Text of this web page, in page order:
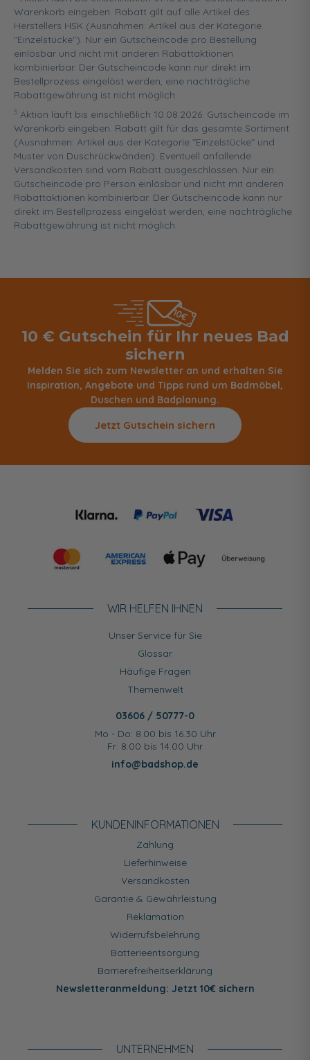
Warenkorb eingeben. Rabatt gilt auf alle Artikel des
Herstellers HSK (Ausnahmen: Artikel aus der Kategorie
"Einzelstücke"). Nur ein Gutscheincode pro Bestellung
einlösbar und nicht mit anderen Rabattaktionen
kombinierbar. Der Gutscheincode kann nur direkt im
Bestellprozess eingelöst werden, eine nachträgliche
Rabattgewährung ist nicht möglich.
5 Aktion läuft bis einschließlich 10.08.2026. Gutscheincode im
Warenkorb eingeben. Rabatt gilt für das gesamte Sortiment
(Ausnahmen: Artikel aus der Kategorie "Einzelstücke" und
Muster von Duschrückwänden). Eventuell anfallende
Versandkosten sind vom Rabatt ausgeschlossen. Nur ein
Gutscheincode pro Person einlösbar und nicht mit anderen
Rabattaktionen kombinierbar. Der Gutscheincode kann nur
direkt im Bestellprozess eingelöst werden, eine nachträgliche
Rabattgewährung ist nicht möglich.
10 € Gutschein für Ihr neues Bad
sichern
Melden Sie sich zum Newsletter an und erhalten Sie
Inspiration, Angebote und Tipps rund um Badmöbel,
Duschen und Badplanung.
Jetzt Gutschein sichern
WIR HELFEN IHNEN
Unser Service für Sie
Glossar
Häufige Fragen
Themenwelt
03606 / 50777-0
Mo - Do: 8.00 bis 16.30 Uhr
Fr: 8.00 bis 14.00 Uhr
info@badshop.de
KUNDEN­INFORMATIONEN
Zahlung
Lieferhinweise
Versandkosten
Garantie & Gewährleistung
Reklamation
Widerrufsbelehrung
Batterieentsorgung
Barrierefreiheitserklärung
Newsletteranmeldung: Jetzt 10€ sichern
UNTERNEHMEN